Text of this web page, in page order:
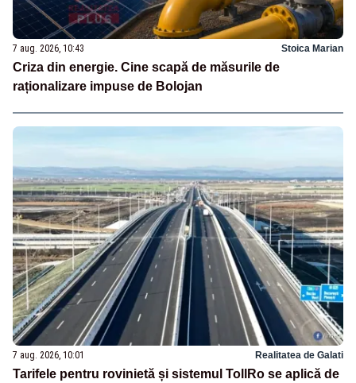
7 aug. 2026, 10:43 Stoica Marian
Criza din energie. Cine scapă de măsurile de
raționalizare impuse de Bolojan
7 aug. 2026, 10:01 Realitatea de Galati
Tarifele pentru rovinietă și sistemul TollRo se aplică de